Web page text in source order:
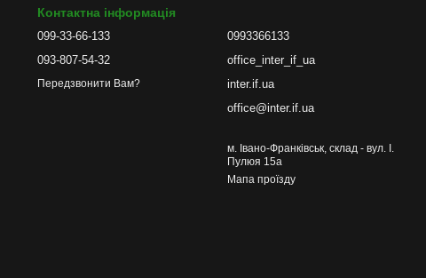
Контактна інформація
099-33-66-133
093-807-54-32
Передзвонити Вам?
0993366133
office_inter_if_ua
inter.if.ua
office@inter.if.ua
м. Івано-Франківськ, склад - вул. І.
Пулюя 15а
Мапа проїзду